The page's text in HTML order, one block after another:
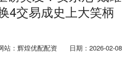
4交易成史上大笑柄
站：辉煌优配配资
日期：2026-02-08